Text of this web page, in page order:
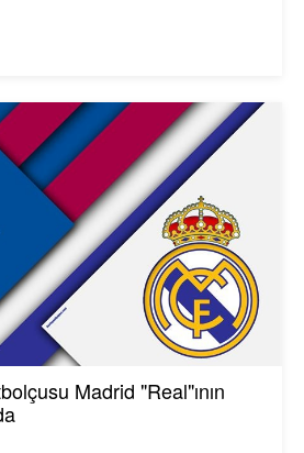
Madrid "Real"ının